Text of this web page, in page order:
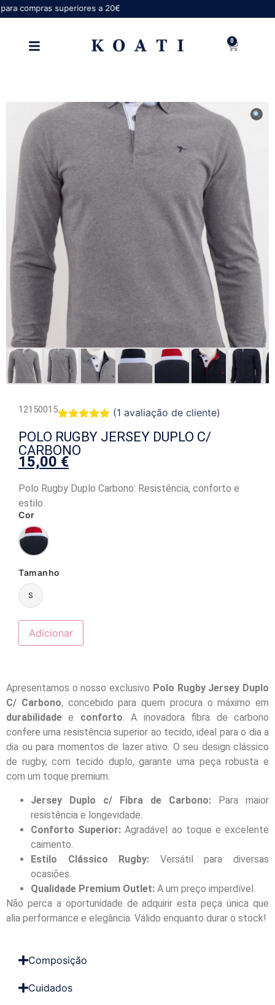
superiores a 20€
0
12150015
com5.00
em 5 com
base em
classificação
(1 avaliação de cliente)
POLO RUGBY JERSEY DUPLO C/
CARBONO
15,00 €
Polo Rugby Duplo Carbono: Resistência, conforto e
estilo.
Cor
Tamanho
S
Adicionar
Apresentamos o nosso exclusivo Polo Rugby Jersey Duplo
C/ Carbono, concebido para quem procura o máximo em
durabilidade e conforto. A inovadora fibra de carbono
confere uma resistência superior ao tecido, ideal para o dia a
dia ou para momentos de lazer ativo. O seu design clássico
de rugby, com tecido duplo, garante uma peça robusta e
com um toque premium.
Jersey Duplo c/ Fibra de Carbono: Para maior
resistência e longevidade.
Conforto Superior: Agradável ao toque e excelente
caimento.
Estilo Clássico Rugby: Versátil para diversas
ocasiões.
Qualidade Premium Outlet: A um preço imperdível.
Não perca a oportunidade de adquirir esta peça única que
alia performance e elegância. Válido enquanto durar o stock!
Composição
Cuidados